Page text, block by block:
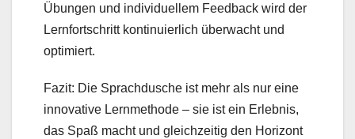
Übungen und individuellem Feedback wird der
Lernfortschritt kontinuierlich überwacht und
optimiert.
Fazit: Die Sprachdusche ist mehr als nur eine
innovative Lernmethode – sie ist ein Erlebnis,
das Spaß macht und gleichzeitig den Horizont